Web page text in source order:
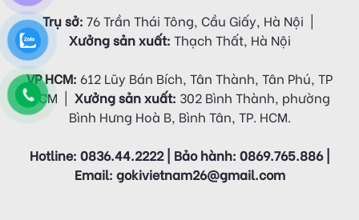
Trụ sở: 76 Trần Thái Tông, Cầu Giấy, Hà Nội |
Xưởng sản xuất: Thạch Thất, Hà Nội
VP HCM: 612 Lũy Bán Bích, Tân Thành, Tân Phú, TP
HCM | Xưởng sản xuất: 302 Bình Thành, phường
Bình Hưng Hoà B, Bình Tân, TP. HCM.
Hotline: 0836.44.2222 | Bảo hành: 0869.765.886 |
Email: gokivietnam26@gmail.com